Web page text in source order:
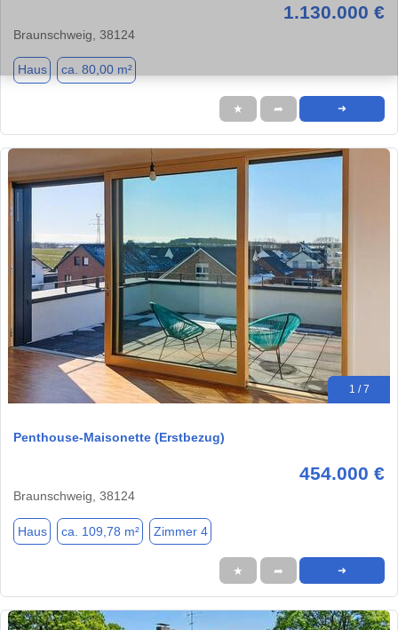
1.130.000 €
Braunschweig, 38124
Haus ca. 80,00 m²
★ ➦ ➜
1 / 7
Penthouse-Maisonette (Erstbezug)
454.000 €
Braunschweig, 38124
Haus ca. 109,78 m² Zimmer 4
★ ➦ ➜